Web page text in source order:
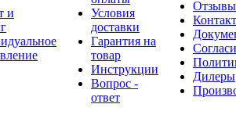
и
Условия
доставки
Гарантия на
товар
Инструкции
Вопрос -
ответ
Отзывы
Дилеры